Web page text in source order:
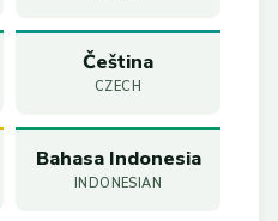
Čeština
CZECH
Bahasa Indonesia
INDONESIAN